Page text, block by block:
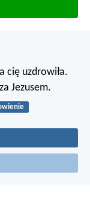
cię uzdrowiła.
Jezusem.